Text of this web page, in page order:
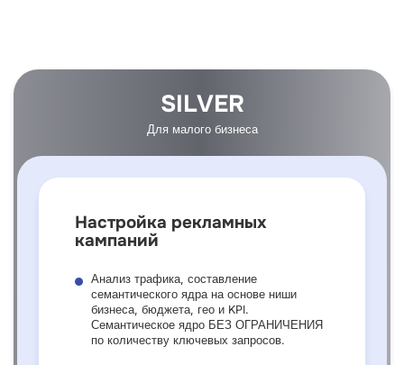
SILVER
Для малого бизнеса
Настройка рекламных
кампаний
Анализ трафика, составление
семантического ядра на основе ниши
бизнеса, бюджета, гео и KPI.
Семантическое ядро БЕЗ ОГРАНИЧЕНИЯ
по количеству ключевых запросов.